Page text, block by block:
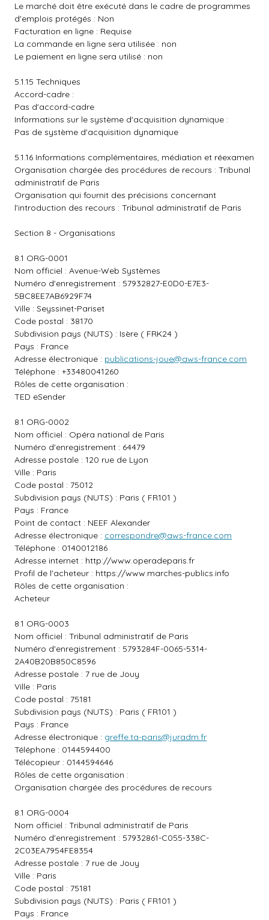
Le marché doit être exécuté dans le cadre de programmes
d'emplois protégés : Non
Facturation en ligne : Requise
La commande en ligne sera utilisée : non
Le paiement en ligne sera utilisé : non
5.1.15 Techniques
Accord-cadre :
Pas d'accord-cadre
Informations sur le système d'acquisition dynamique :
Pas de système d'acquisition dynamique
5.1.16 Informations complémentaires, médiation et réexamen
Organisation chargée des procédures de recours : Tribunal
administratif de Paris
Organisation qui fournit des précisions concernant
l'introduction des recours : Tribunal administratif de Paris
Section 8 - Organisations
8.1 ORG-0001
Nom officiel : Avenue-Web Systèmes
Numéro d'enregistrement : 57932827-E0D0-E7E3-
5BC8EE7AB6929F74
Ville : Seyssinet-Pariset
Code postal : 38170
Subdivision pays (NUTS) : Isère ( FRK24 )
Pays : France
Adresse électronique : publications-joue@aws-france.com
Téléphone : +33480041260
Rôles de cette organisation :
TED eSender
8.1 ORG-0002
Nom officiel : Opéra national de Paris
Numéro d'enregistrement : 64479
Adresse postale : 120 rue de Lyon
Ville : Paris
Code postal : 75012
Subdivision pays (NUTS) : Paris ( FR101 )
Pays : France
Point de contact : NEEF Alexander
Adresse électronique : correspondre@aws-france.com
Téléphone : 0140012186
Adresse internet : http://www.operadeparis.fr
Profil de l'acheteur : https://www.marches-publics.info
Rôles de cette organisation :
Acheteur
8.1 ORG-0003
Nom officiel : Tribunal administratif de Paris
Numéro d'enregistrement : 5793284F-0065-5314-
2A40B20B850C8596
Adresse postale : 7 rue de Jouy
Ville : Paris
Code postal : 75181
Subdivision pays (NUTS) : Paris ( FR101 )
Pays : France
Adresse électronique : greffe.ta-paris@juradm.fr
Téléphone : 0144594400
Télécopieur : 0144594646
Rôles de cette organisation :
Organisation chargée des procédures de recours
8.1 ORG-0004
Nom officiel : Tribunal administratif de Paris
Numéro d'enregistrement : 57932861-C055-338C-
2C03EA7954FE8354
Adresse postale : 7 rue de Jouy
Ville : Paris
Code postal : 75181
Subdivision pays (NUTS) : Paris ( FR101 )
Pays : France